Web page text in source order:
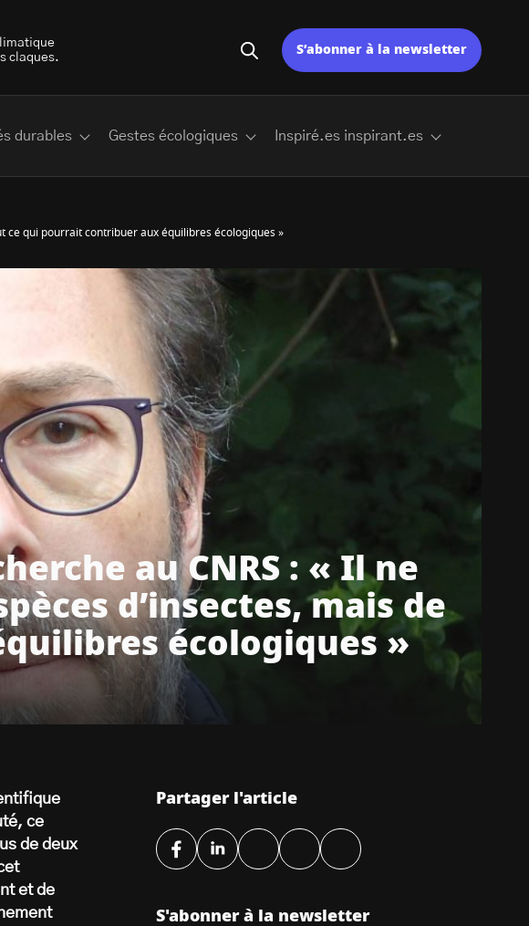
au CNRS : « Il ne
d’insectes, mais de
écologiques »
ce qui pourrait contribuer aux équilibres écologiques »
ce
de deux
et de
Partager l'article
S'abonner à la newsletter
claques.
S’abonner à la newsletter
durables Gestes écologiques Inspiré.es inspirant.es